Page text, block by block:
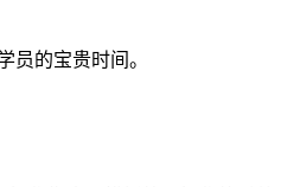
员的宝贵时间。